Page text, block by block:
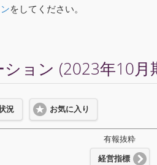
をしてください。
ョン (2023年10
況 お気に入り
有報抜粋
経営指標